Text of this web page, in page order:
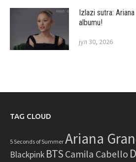
Izlazi sutra:
albumu!
јул 30, 2026
TAG CLOUD
5 Seconds of Summer Ariana
Blackpink BTS Camila Cabello